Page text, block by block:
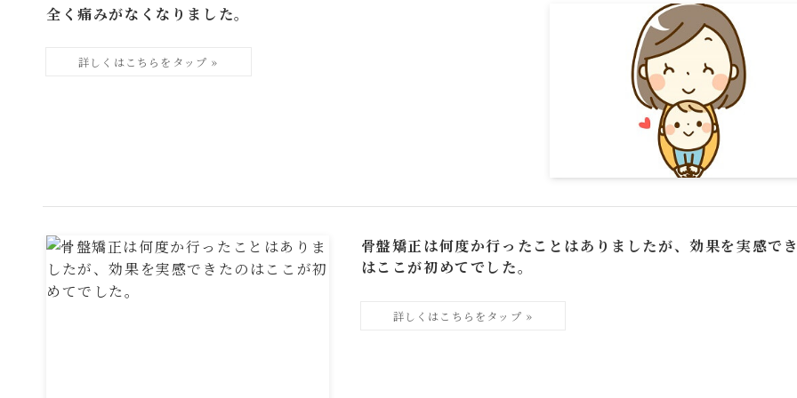
全く痛みがなくなりました。
骨盤矯正は何度か行ったことはありましたが、効果を実感で
はここが初めてでした。